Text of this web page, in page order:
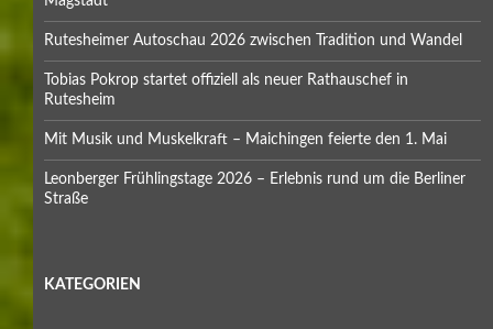
Rutesheimer Autoschau 2026 zwischen Tradition und Wandel
Tobias Pokrop startet offiziell als neuer Rathauschef in
Rutesheim
Mit Musik und Muskelkraft – Maichingen feierte den 1. Mai
Leonberger Frühlingstage 2026 – Erlebnis rund um die Berliner
Straße
KATEGORIEN